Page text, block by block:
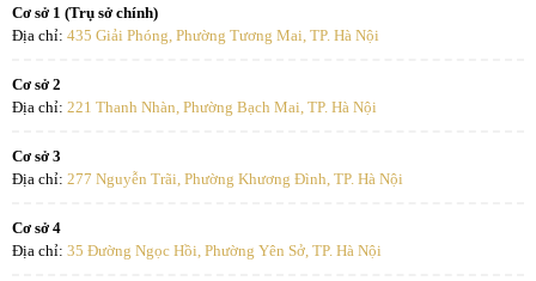
Cơ sở 1 (Trụ sở chính)
Địa chỉ: 435 Giải Phóng, Phường Tương Mai, TP. Hà Nội
Cơ sở 2
Địa chỉ: 221 Thanh Nhàn, Phường Bạch Mai, TP. Hà Nội
Cơ sở 3
Địa chỉ: 277 Nguyễn Trãi, Phường Khương Đình, TP. Hà Nội
Cơ sở 4
Địa chỉ: 35 Đường Ngọc Hồi, Phường Yên Sở, TP. Hà Nội